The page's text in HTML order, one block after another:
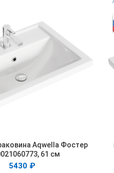
В КОРЗИНУAqwella Фостер
61 см
5430 ₽